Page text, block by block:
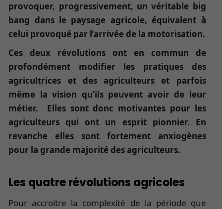
provoquer, progressivement, un véritable big
bang dans le paysage agricole, équivalent à
celui provoqué par l’arrivée de la motorisation.
Ces deux révolutions ont en commun de
profondément modifier les pratiques des
agricultrices et des agriculteurs et parfois
même la vision qu’ils peuvent avoir de leur
métier. Elles sont donc motivantes pour les
agriculteurs qui ont un esprit pionnier. En
revanche elles sont fortement anxiogènes
pour la grande majorité des agriculteurs.
Les quatre révolutions agricoles
Pour accroitre la complexité de la période que